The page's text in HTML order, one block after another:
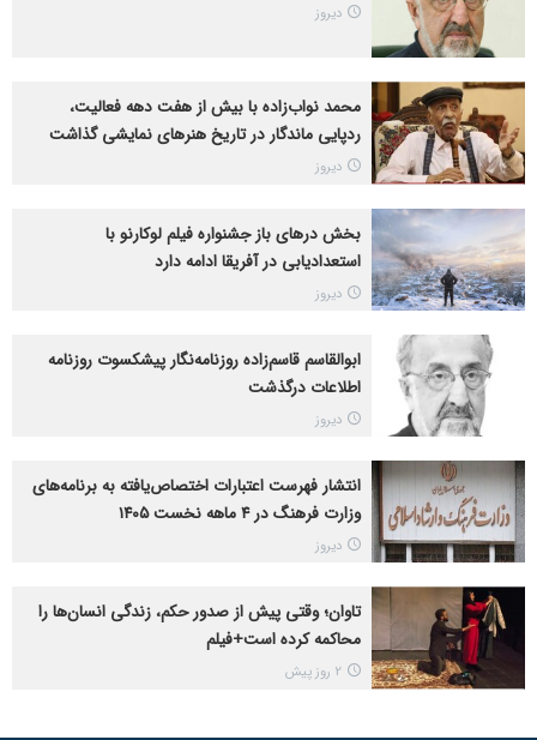
دیروز
محمد نواب‌زاده با بیش از هفت دهه فعالیت،
ردپایی ماندگار در تاریخ هنرهای نمایشی گذاشت
دیروز
بخش درهای باز جشنواره فیلم لوکارنو با
استعدادیابی در آفریقا ادامه دارد
دیروز
ابوالقاسم قاسم‌زاده روزنامه‌نگار پیشکسوت روزنامه
اطلاعات درگذشت
دیروز
انتشار فهرست اعتبارات اختصاص‌یافته به برنامه‌های
وزارت فرهنگ در ۴ ماهه نخست ۱۴۰۵
دیروز
تاوان؛ وقتی پیش از صدور حکم، زندگی انسان‌ها را
محاکمه کرده است+فیلم
2 روز پیش